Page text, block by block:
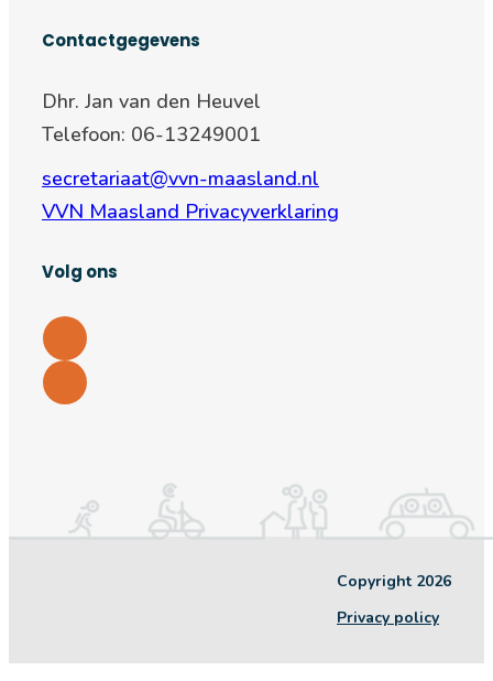
Contactgegevens
Dhr. Jan van den Heuvel
Telefoon: 06-13249001
secretariaat@vvn-maasland.nl
VVN Maasland Privacyverklaring
Volg ons
Copyright 2026
Privacy policy